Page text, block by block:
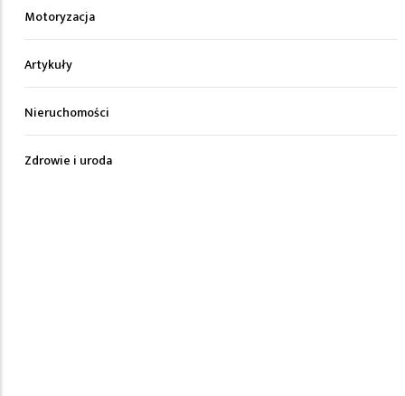
Motoryzacja
Artykuły
Nieruchomości
Zdrowie i uroda